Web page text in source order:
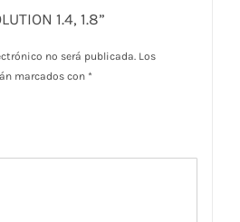
1.4, 1.8”
no será publicada. Los
marcados con *